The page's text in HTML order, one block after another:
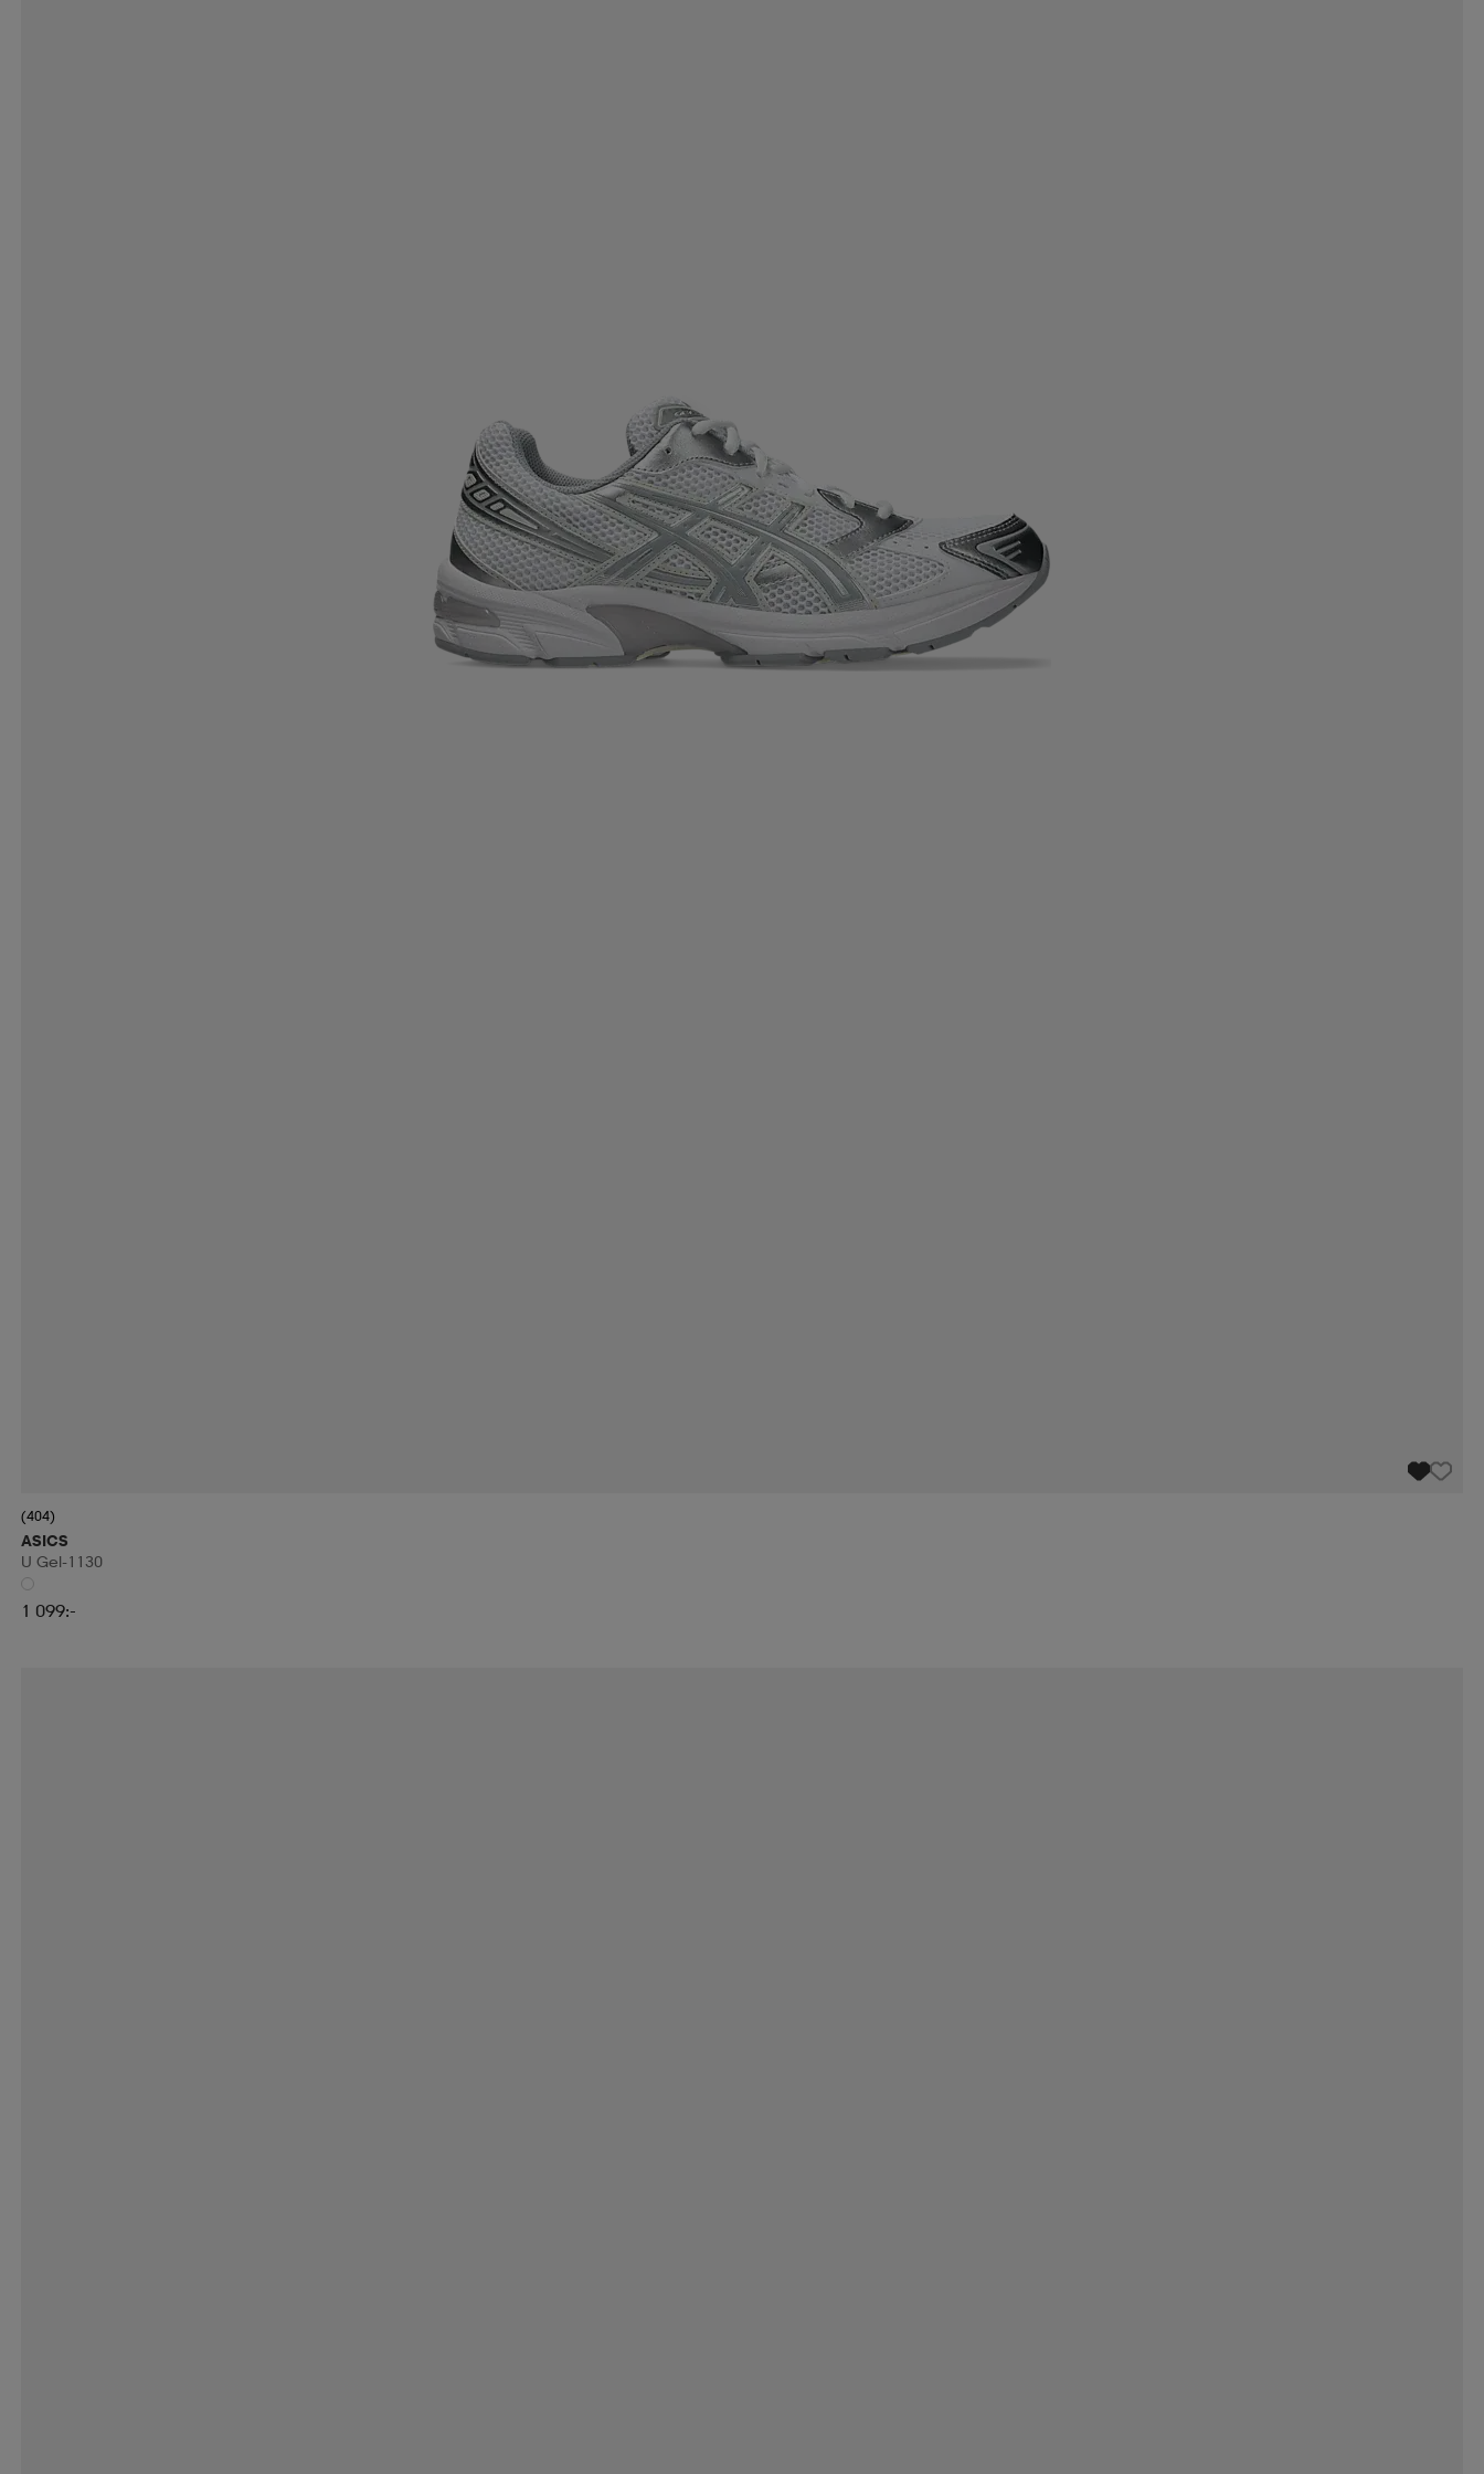
(404)
ASICS
U Gel-1130
1 099:-